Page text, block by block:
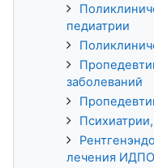
педиатрии
заболеваний
лечения ИДПО